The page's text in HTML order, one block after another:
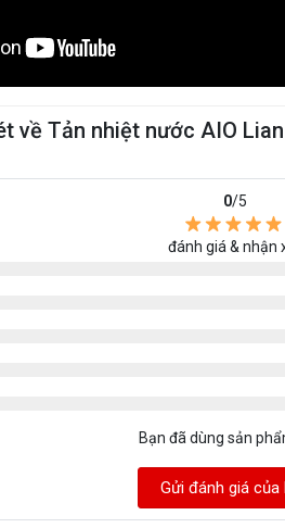
về Tản nhiệt nước AIO
0/5
đánh giá & nhận
Bạn đã dùng sản
Gửi đánh giá của